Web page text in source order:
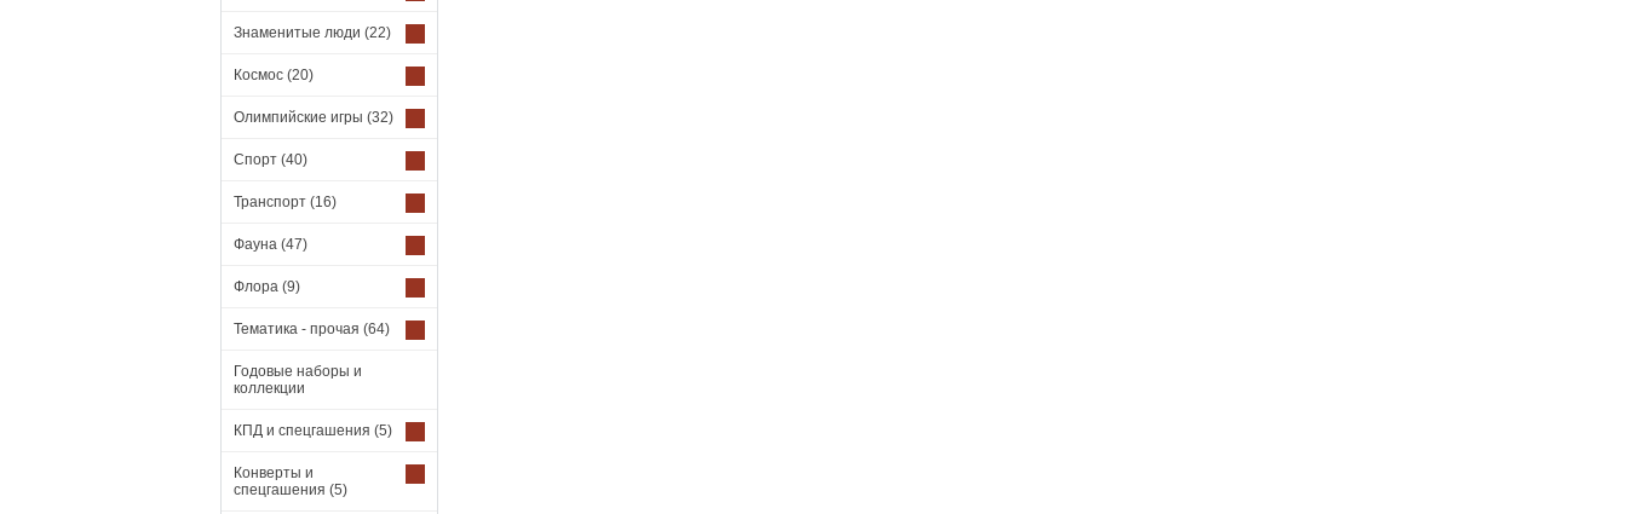
Знаменитые люди (22)
Космос (20)
Олимпийские игры (32)
Спорт (40)
Транспорт (16)
Фауна (47)
Флора (9)
Тематика - прочая (64)
Годовые наборы и
коллекции
КПД и спецгашения (5)
Конверты и
спецгашения (5)